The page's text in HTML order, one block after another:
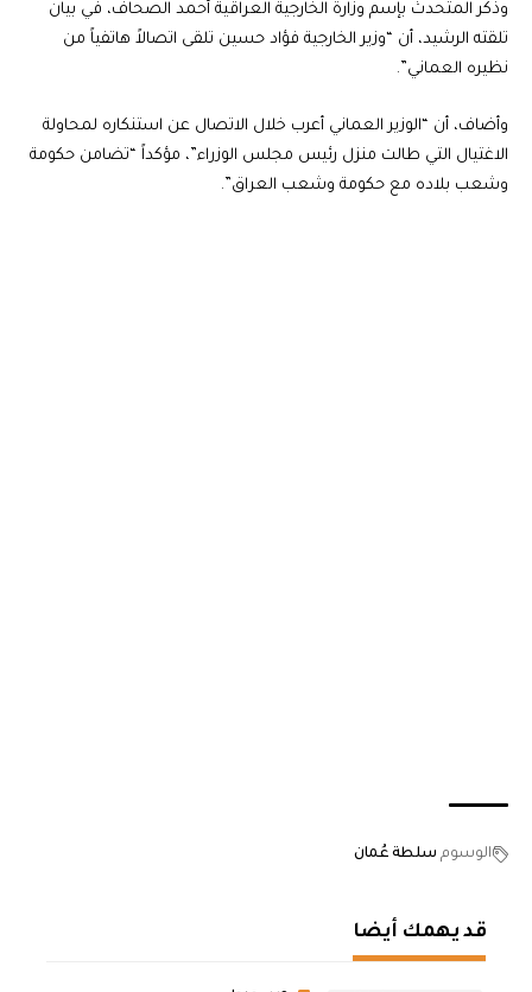
وذكر المتحدث بإسم وزارة الخارجية العراقية أحمد الصحاف، في بيان
تلقته الرشيد، أن “وزير الخارجية فؤاد حسين تلقى اتصالاً هاتفياً من
نظيره العماني”.
وأضاف، أن “الوزير العماني أعرب خلال الاتصال عن استنكاره لمحاولة
الاغتيال التي طالت منزل رئيس مجلس الوزراء”، مؤكداً “تضامن حكومة
وشعب بلاده مع حكومة وشعب العراق”.
الوسوم سلطة عُمان
قد يهمك أيضا